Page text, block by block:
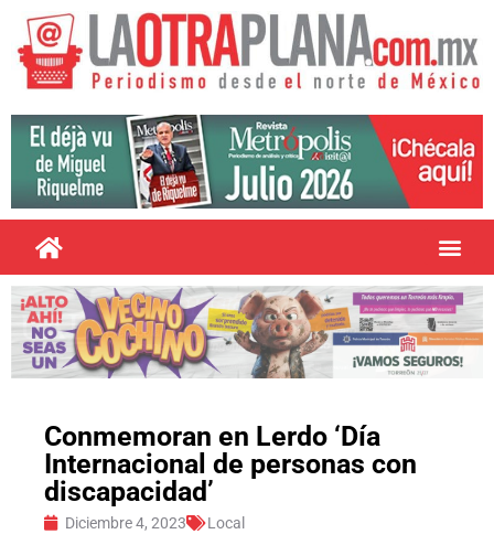
Conmemoran en Lerdo ‘Día
Internacional de personas con
discapacidad’
Diciembre 4, 2023 Local